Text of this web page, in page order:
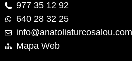
977 35 12 92
640 28 32 25
info@anatoliaturcosalou.com
Mapa Web